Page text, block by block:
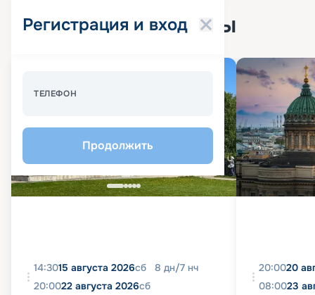
Регистрация и вход
ТЕЛЕФОН
Продолжить
Популярные круизы
14:3015 августа 2026сб 8 дн/7 нч
20:0022 августа 2026сб
20:0020
08:0023